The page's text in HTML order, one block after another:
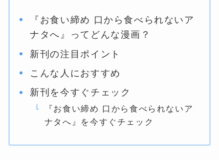
『お食い締め 口から食べられないア
ナタへ』ってどんな漫画？
新刊の注目ポイント
こんな人におすすめ
新刊を今すぐチェック
『お食い締め 口から食べられないア
ナタへ』を今すぐチェック